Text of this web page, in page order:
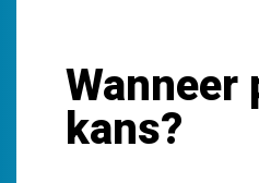
kans?